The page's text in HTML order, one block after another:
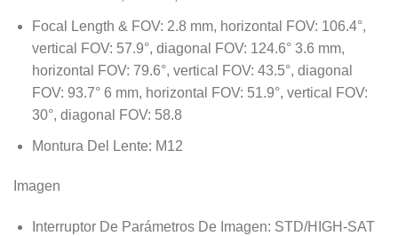
Focal Length & FOV: 2.8 mm, horizontal FOV: 106.4°,
vertical FOV: 57.9°, diagonal FOV: 124.6° 3.6 mm,
horizontal FOV: 79.6°, vertical FOV: 43.5°, diagonal
FOV: 93.7° 6 mm, horizontal FOV: 51.9°, vertical FOV:
30°, diagonal FOV: 58.8
Montura Del Lente: M12
Imagen
Interruptor De Parámetros De Imagen: STD/HIGH-SAT